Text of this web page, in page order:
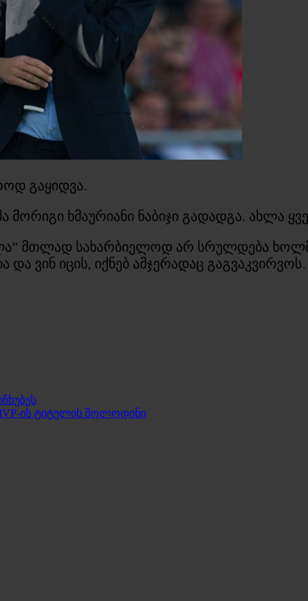
გაყიდვა.
ხმაურიანი ნაბიჯი გადადგა. ახლა
მთლად სახარბიელოდ არ სრულდება
ვინ იცის, იქნებ ამჯერადაც
ის ტიტულის მოლოდინი